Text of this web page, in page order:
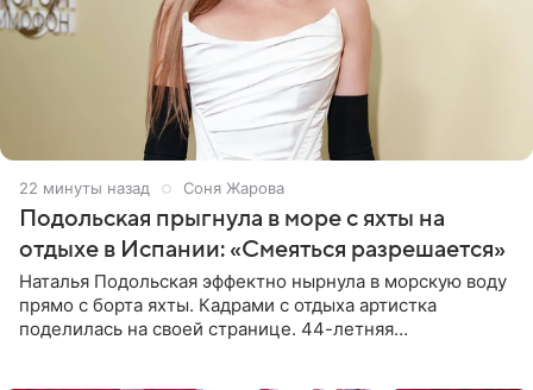
22 минуты назад Соня Жарова
Подольская прыгнула в море с яхты на
отдыхе в Испании: «Смеяться разрешается»
Наталья Подольская эффектно нырнула в морскую воду
прямо с борта яхты. Кадрами с отдыха артистка
поделилась на своей странице. 44-летняя